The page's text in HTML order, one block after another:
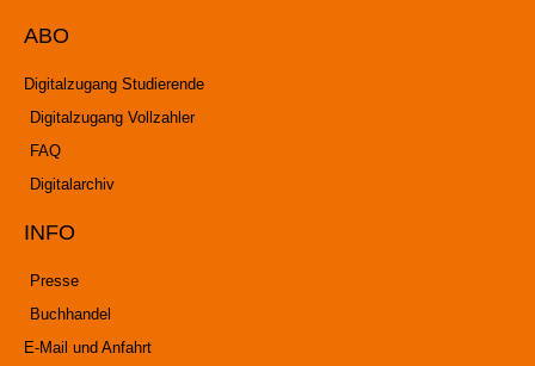
ABO
Digitalzugang Studierende
Digitalzugang Vollzahler
FAQ
Digitalarchiv
INFO
Presse
Buchhandel
E-Mail und Anfahrt